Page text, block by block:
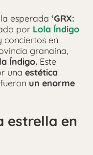
esperada ‘GRX:
por Lola Índigo
conciertos en
granaína,
Índigo. Este
una estética
un enorme
estrella en